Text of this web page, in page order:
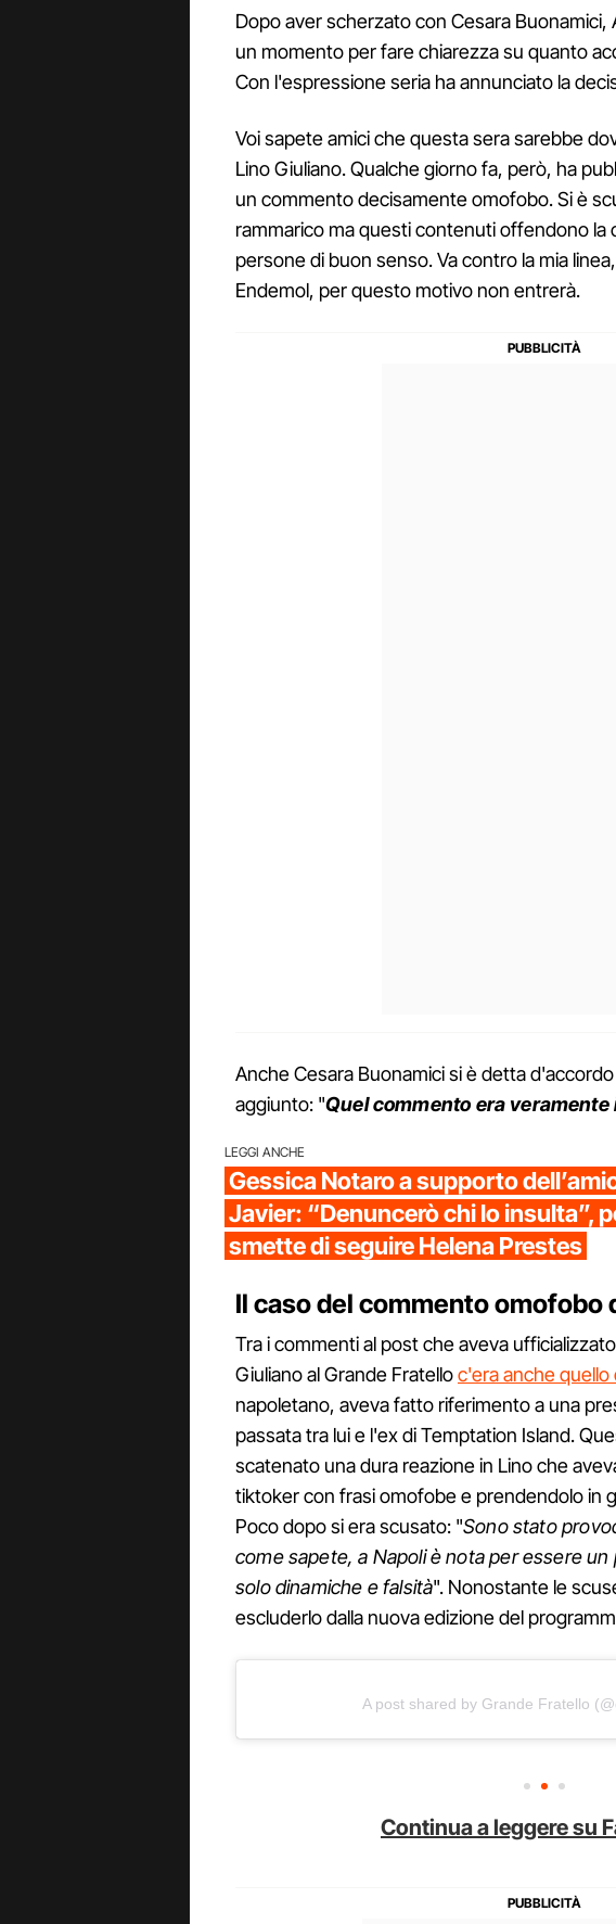
Dopo aver scherzato con Cesara Buonamici,
un momento per fare chiarezza su quanto
Con l'espressione seria ha annunciato la
Voi sapete amici che questa sera sarebbe
Lino Giuliano. Qualche giorno fa, però, ha
un commento decisamente omofobo. Si è
rammarico ma questi contenuti offendono la
persone di buon senso. Va contro la mia
Endemol, per questo motivo non entrerà.
Anche Cesara Buonamici si è detta
aggiunto: "Quel commento era
LEGGI ANCHE
Gessica Notaro a supporto
Javier: “Denuncerò chi lo insulta”,
smette di seguire Helena Prestes
Il caso del commento omofobo
Tra i commenti al post che aveva
Giuliano al Grande Fratelloc'era anche quello
napoletano, aveva fatto riferimento a una
passata tra lui e l'ex di Temptation Island.
scatenato una dura reazione in Lino che
tiktoker con frasi omofobe e prendendolo in
Poco dopo si era scusato: "Sono stato
come sapete, a Napoli è nota per essere
solo dinamiche e falsità". Nonostante le
escluderlo dalla nuova edizione del
A post shared by Grande Fratello
Continua a leggere su